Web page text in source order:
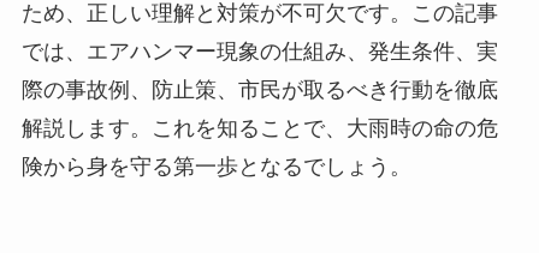
ため、正しい理解と対策が不可欠です。この記事
では、エアハンマー現象の仕組み、発生条件、実
際の事故例、防止策、市民が取るべき行動を徹底
解説します。これを知ることで、大雨時の命の危
険から身を守る第一歩となるでしょう。